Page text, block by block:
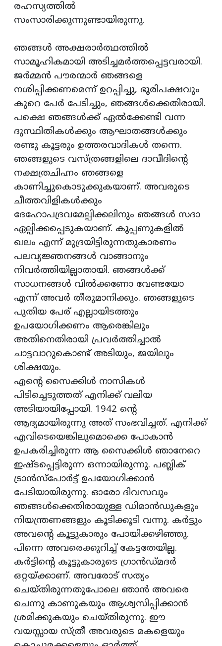
രഹസ്യത്തില്‍
സംസാരിക്കുന്നുണ്ടായിരുന്നു.
ഞങ്ങള്‍ അക്ഷരാര്‍ത്ഥത്തില്‍
സാമൂഹികമായി അടിച്ചമര്‍ത്തപ്പെട്ടവരായി.
ജര്‍മ്മന്‍ പൗരന്മാര്‍ ഞങ്ങളെ
നശിപ്പിക്കണമെന്ന് ഉറപ്പിച്ചു, ഭൂരിപക്ഷവും
കുറെ പേര്‍ പേടിച്ചും, ഞങ്ങള്‍ക്കെതിരായി.
പക്ഷെ ഞങ്ങള്‍ക്ക് ഏല്‍ക്കേണ്ടി വന്ന
ദുസ്ഥിതികള്‍ക്കും ആഘാതങ്ങള്‍ക്കും
രണ്ടു കൂട്ടരും ഉത്തരവാദികള്‍ തന്നെ.
ഞങ്ങളുടെ വസ്ത്രങ്ങളിലെ ദാവീദിന്റെ
നക്ഷത്രചിഹ്നം ഞങ്ങളെ
കാണിച്ചുകൊടുക്കുകയാണ്. അവരുടെ
ചീത്തവിളികള്‍ക്കും
ദേഹോപദ്രവമേല്പിക്കലിനും ഞങ്ങള്‍ സദാ
ഏല്പിക്കപ്പെടുകയാണ്. കൂപ്പണുകളില്‍
ഖലം എന്ന് മുദ്രയിട്ടിരുന്നതുകാരണം
പലവ്യജ്ഞനങ്ങള്‍ വാങ്ങാനും
നിവര്‍ത്തിയില്ലാതായി. ഞങ്ങള്‍ക്ക്
സാധനങ്ങള്‍ വില്‍ക്കണോ വേണ്ടയോ
എന്ന് അവര്‍ തീരുമാനിക്കും. ഞങ്ങളുടെ
പുതിയ പേര് എല്ലായിടത്തും
ഉപയോഗിക്കണം ആരെങ്കിലും
അതിനെതിരായി പ്രവര്‍ത്തിച്ചാല്‍
ചാട്ടവാറുകൊണ്ട് അടിയും, ജയിലും
ശിക്ഷയും.
എന്റെ സൈക്കിള്‍ നാസികള്‍
പിടിച്ചെടുത്തത് എനിക്ക് വലിയ
അടിയായിപ്പോയി. 1942 ന്റെ
ആദ്യമായിരുന്നു അത് സംഭവിച്ചത്. എനിക്ക്
എവിടെയെങ്കിലുമൊക്കെ പോകാന്‍
ഉപകരിച്ചിരുന്ന ആ സൈക്കിള്‍ ഞാനേറെ
ഇഷ്ടപ്പെട്ടിരുന്ന ഒന്നായിരുന്നു. പബ്ലിക്
ട്രാന്‍സ്‌പോര്‍ട്ട് ഉപയോഗിക്കാന്‍
പേടിയായിരുന്നു. ഓരോ ദിവസവും
ഞങ്ങള്‍ക്കെതിരായുള്ള ഡിമാന്‍ഡുകളും
നിയന്ത്രണങ്ങളും കൂടിക്കൂടി വന്നു. കര്‍ട്ടും
അവന്റെ കൂട്ടുകാരും പോയിക്കഴിഞ്ഞു.
പിന്നെ അവരെക്കുറിച്ച് കേട്ടതേയില്ല.
കര്‍ട്ടിന്റെ കൂട്ടുകാരുടെ ഗ്രാന്‍ഡ്മദര്‍
ഒറ്റയ്ക്കാണ്. അവരോട് സത്യം
ചെയ്തിരുന്നതുപോലെ ഞാന്‍ അവരെ
ചെന്നു കാണുകയും ആശ്വസിപ്പിക്കാന്‍
ശ്രമിക്കുകയും ചെയ്തിരുന്നു. ഈ
വയസ്സായ സ്ത്രീ അവരുടെ മകളെയും